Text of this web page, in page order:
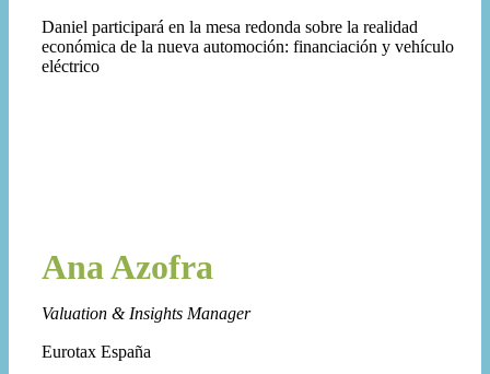
Daniel participará en la mesa redonda sobre la realidad
económica de la nueva automoción: financiación y vehículo
eléctrico
Ana Azofra
Valuation & Insights Manager
Eurotax España